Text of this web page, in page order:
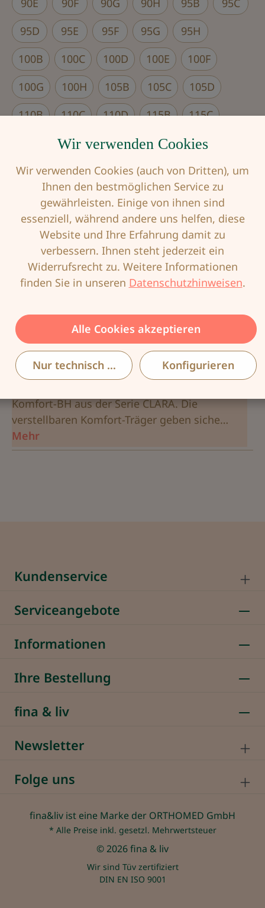
90E
90F 90G 90H 95B
95C
95D
95E 95F 95G
95H
100B
100C 100D 100E
100F
100G
100H 105B 105C
105D
110B
110C 110D 115B
115C
Produkt Anzahl: Gib den gewünschten
In den Warenkorb
Produktnummer: ANI-5459-001-85G
Beschreibung
Komfort-BH aus der Serie CLARA. Die
verstellbaren Komfort-Träger geben siche…
Mehr
Kundenservice
Serviceangebote
Informationen
Ihre Bestellung
fina & liv
Newsletter
Folge uns
fina&liv ist eine Marke der ORTHOMED GmbH
* Alle Preise inkl. gesetzl. Mehrwertsteuer
© 2026 fina & liv
Wir sind Tüv zertifiziert
DIN EN ISO 9001
Wir verwenden Cookies
Wir verwenden Cookies (auch von Dritten), um
Ihnen den bestmöglichen Service zu
gewährleisten. Einige von ihnen sind
essenziell, während andere uns helfen, diese
Website und Ihre Erfahrung damit zu
verbessern. Ihnen steht jederzeit ein
Widerrufsrecht zu. Weitere Informationen
finden Sie in unseren Datenschutzhinweisen.
Alle Cookies akzeptieren
Nur technisch notwendigeKonfigurieren